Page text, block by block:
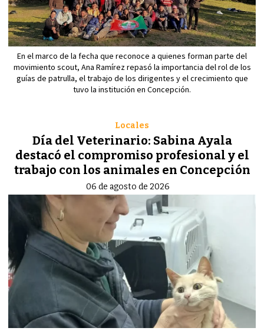
En el marco de la fecha que reconoce a quienes forman parte del
movimiento scout, Ana Ramírez repasó la importancia del rol de los
guías de patrulla, el trabajo de los dirigentes y el crecimiento que
tuvo la institución en Concepción.
Día del Veterinario: Sabina Ayala
destacó el compromiso profesional y el
trabajo con los animales en Concepción
Locales
06 de agosto de 2026